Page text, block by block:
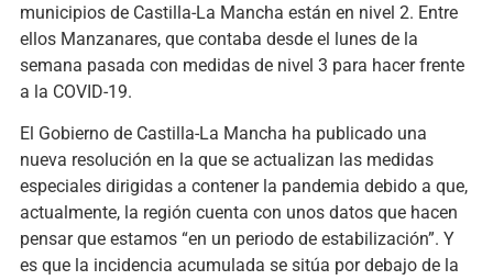
municipios de Castilla-La Mancha están en nivel 2. Entre
ellos Manzanares, que contaba desde el lunes de la
semana pasada con medidas de nivel 3 para hacer frente
a la COVID-19.
El Gobierno de Castilla-La Mancha ha publicado una
nueva resolución en la que se actualizan las medidas
especiales dirigidas a contener la pandemia debido a que,
actualmente, la región cuenta con unos datos que hacen
pensar que estamos “en un periodo de estabilización”. Y
es que la incidencia acumulada se sitúa por debajo de la